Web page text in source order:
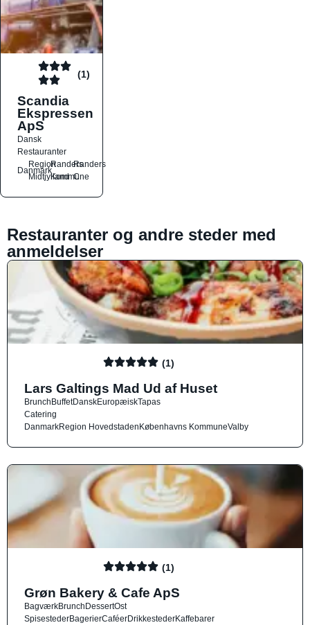
(1)
Scandia
Ekspressen
ApS
Dansk
Restauranter
Danmark
Region
Midtjylland
Randers
Kommune
Randers
C
Restauranter og andre steder med
anmeldelser
(1)
Lars Galtings Mad Ud af Huset
BrunchBuffetDanskEuropæiskTapas
Catering
DanmarkRegion HovedstadenKøbenhavns KommuneValby
(1)
Grøn Bakery & Cafe ApS
BagværkBrunchDessertOst
SpisestederBagerierCaféerDrikkestederKaffebarer